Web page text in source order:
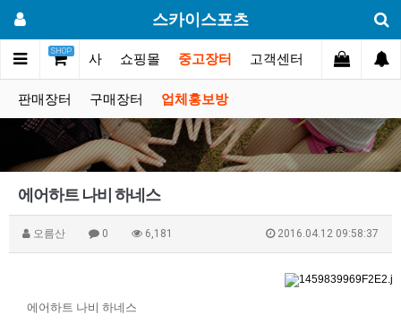
스카이스포츠
SHOP
리 대회.행사 쇼핑몰 중고장터 고객센터
판매장터 구매장터 업체홍보방
에어하트 나비 하네스
오름산 0 6,181 2016.04.12 09:58:37
에어하트 나비 하네스